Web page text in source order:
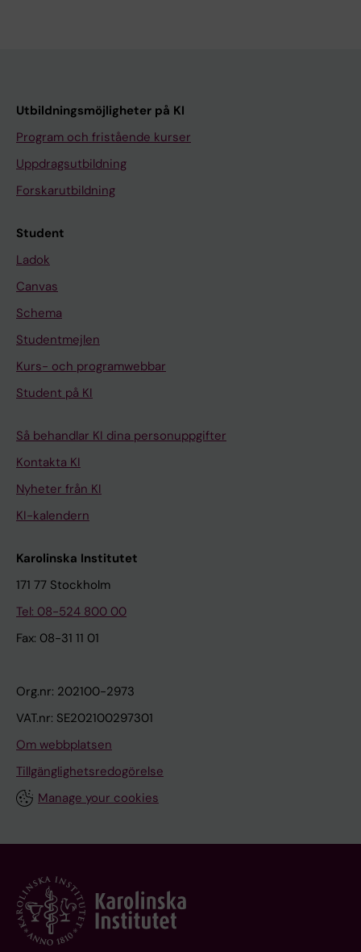
Utbildningsmöjligheter på KI
Program och fristående kurser
Uppdragsutbildning
Forskarutbildning
Student
Ladok
Canvas
Schema
Studentmejlen
Kurs- och programwebbar
Student på KI
Så behandlar KI dina personuppgifter
Kontakta KI
Nyheter från KI
KI-kalendern
Karolinska Institutet
171 77 Stockholm
Tel: 08-524 800 00
Fax: 08-31 11 01
Org.nr: 202100-2973
VAT.nr: SE202100297301
Om webbplatsen
Tillgänglighetsredogörelse
Manage your cookies